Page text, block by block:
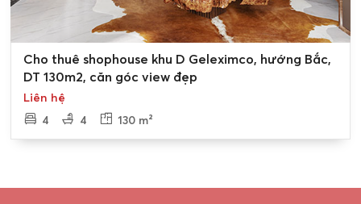
Cho thuê shophouse khu D Geleximco, hướng Bắc,
DT 130m2, căn góc view đẹp
Liên hệ
4
4 130 m²